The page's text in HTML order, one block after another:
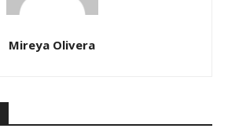
Mireya Olivera